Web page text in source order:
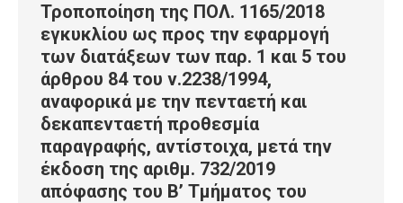
Τροποποίηση της ΠΟΛ. 1165/2018
εγκυκλίου ως προς την εφαρμογή
των διατάξεων των παρ. 1 και 5 του
άρθρου 84 του ν.2238/1994,
αναφορικά με την πενταετή και
δεκαπενταετή προθεσμία
παραγραφής, αντίστοιχα, μετά την
έκδοση της αριθμ. 732/2019
απόφασης του Β’ Τμήματος του